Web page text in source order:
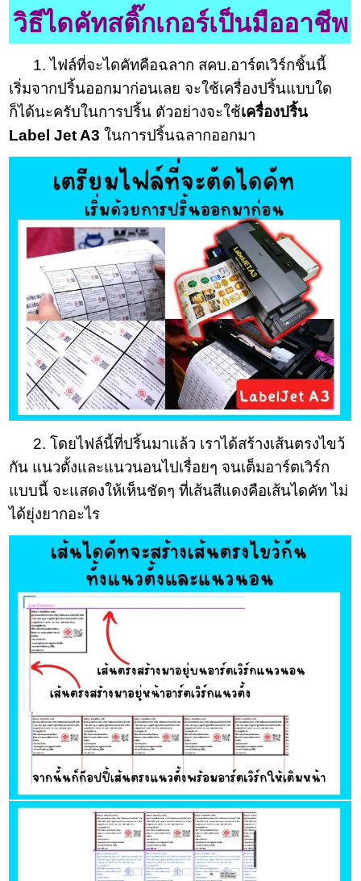
วิธีไดคัทสติ๊กเกอร์เป็นมืออาชีพ
1. ไฟล์ที่จะไดคัทคือฉลาก สคบ.อาร์ตเวิร์กชิ้นนี้
เริ่มจากปริ้นออกมาก่อนเลย จะใช้เครื่องปริ้นแบบใด
ก็ได้นะครับในการปริ้น ตัวอย่างจะใช้เครื่องปริ้น
Label Jet A3 ในการปริ้นฉลากออกมา
2. โดยไฟล์นี้ที่ปริ้นมาแล้ว เราได้สร้างเส้นตรงไขว้
กัน แนวตั้งและแนวนอนไปเรื่อยๆ จนเต็มอาร์ตเวิร์ก
แบบนี้ จะแสดงให้เห็นชัดๆ ที่เส้นสีแดงคือเส้นไดคัท ไม่
ได้ยุ่งยากอะไร